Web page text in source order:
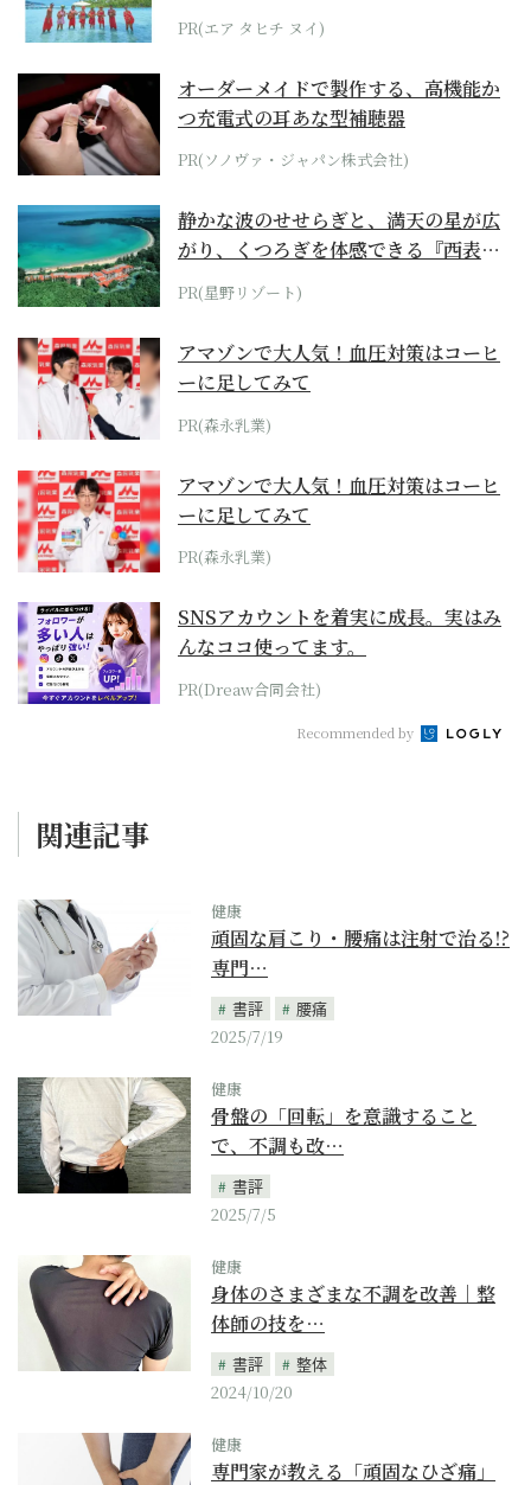
らみえてくる...
PR(エア タヒチ ヌイ)
オーダーメイドで製作する、高機能か
つ充電式の耳あな型補聴器
PR(ソノヴァ・ジャパン株式会社)
静かな波のせせらぎと、満天の星が広
がり、くつろぎを体感できる『西表島
ホテル by...
PR(星野リゾート)
アマゾンで大人気！血圧対策はコーヒ
ーに足してみて
PR(森永乳業)
アマゾンで大人気！血圧対策はコーヒ
ーに足してみて
PR(森永乳業)
SNSアカウントを着実に成長。実はみ
んなココ使ってます。
PR(Dreaw合同会社)
Recommended by
関連記事
健康
頑固な肩こり・腰痛は注射で治る!?
専門…
書評
腰痛
2025/7/19
健康
骨盤の「回転」を意識すること
で、不調も改…
書評
2025/7/5
健康
身体のさまざまな不調を改善｜整
体師の技を…
書評
整体
2024/10/20
健康
専門家が教える「頑固なひざ痛」